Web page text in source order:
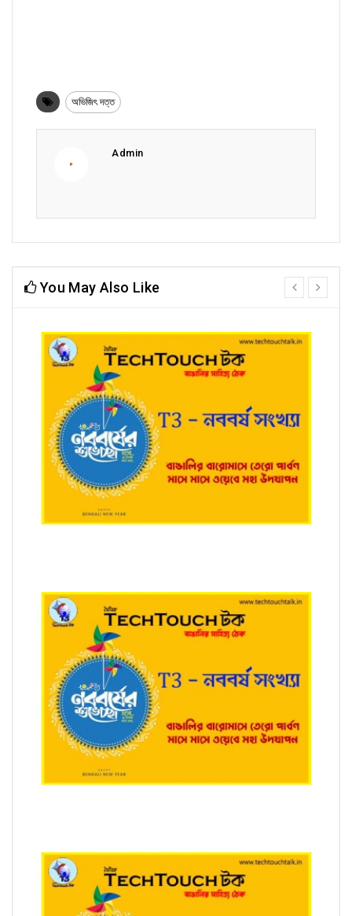
অভিজিৎ দত্ত
Admin
You May Also Like
prev